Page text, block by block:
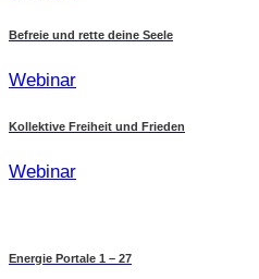
Befreie und rette deine Seele
Webinar
Kollektive Freiheit und Frieden
Webinar
Energie Portale 1 – 27